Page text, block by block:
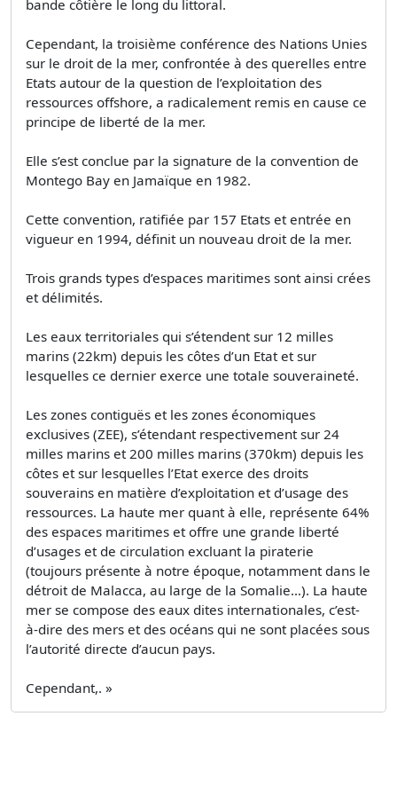
bande côtière le long du littoral.
Cependant, la troisième conférence des Nations Unies
sur le droit de la mer, confrontée à des querelles entre
Etats autour de la question de l’exploitation des
ressources offshore, a radicalement remis en cause ce
principe de liberté de la mer.
Elle s’est conclue par la signature de la convention de
Montego Bay en Jamaïque en 1982.
Cette convention, ratifiée par 157 Etats et entrée en
vigueur en 1994, définit un nouveau droit de la mer.
Trois grands types d’espaces maritimes sont ainsi crées
et délimités.
Les eaux territoriales qui s’étendent sur 12 milles
marins (22km) depuis les côtes d’un Etat et sur
lesquelles ce dernier exerce une totale souveraineté.
Les zones contiguës et les zones économiques
exclusives (ZEE), s’étendant respectivement sur 24
milles marins et 200 milles marins (370km) depuis les
côtes et sur lesquelles l’Etat exerce des droits
souverains en matière d’exploitation et d’usage des
ressources. La haute mer quant à elle, représente 64%
des espaces maritimes et offre une grande liberté
d’usages et de circulation excluant la piraterie
(toujours présente à notre époque, notamment dans le
détroit de Malacca, au large de la Somalie…). La haute
mer se compose des eaux dites internationales, c’est-
à-dire des mers et des océans qui ne sont placées sous
l’autorité directe d’aucun pays.
Cependant,. »